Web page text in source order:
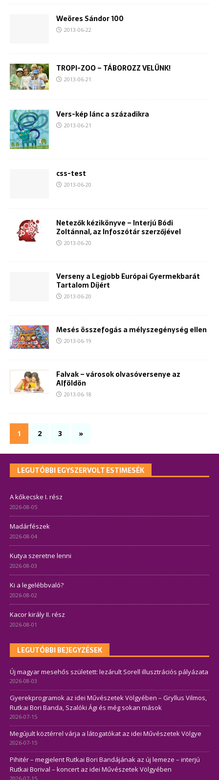
Weöres Sándor 100
2013-06-22
TROPI-ZOO – TÁBOROZZ VELÜNK!
2013-06-21
Vers-kép lánc a századikra
2013-06-21
css-test
2013-06-20
Netezők kézikönyve – Interjú Bódi
Zoltánnal, az Infoszótár szerzőjével
2013-06-20
Verseny a Legjobb Európai Gyermekbarát
Tartalom Díjért
2013-06-20
Mesés összefogás a mélyszegénység ellen
2013-06-19
Falvak – városok olvasóversenye az
Alföldön
2013-06-18
1 2 3 »
LEGUTÓBBI EGYSZERVOLT ESTIMESÉK
A kőkecske I. rész
2026-08-05
Madárfészek
2026-08-04
Kutya szeretne lenni
2026-08-03
Ki a legelébbvaló?
2026-08-02
Kacor király II. rész
2026-08-01
LEGUTÓBBI BEJEGYZÉSEK
Új magyar mesehős született: lezárult Sorell illusztrációs pályázata
2026-08-03
Gyerekprogramok az idei Művészetek Völgyében – Gryllus Vilmos,
Rutkai Bori Banda, Szalóki Ági és még sokan mások
2026-07-15
Megújult köztérrel várja a látogatókat az idei Művészetek Völgye
2026-07-15
Pihitér – megjelent Rutkai Bori Bandájának az új lemeze – interjú
Rutkai Borival – koncert az idei Művészetek Völgyében
2026-07-15